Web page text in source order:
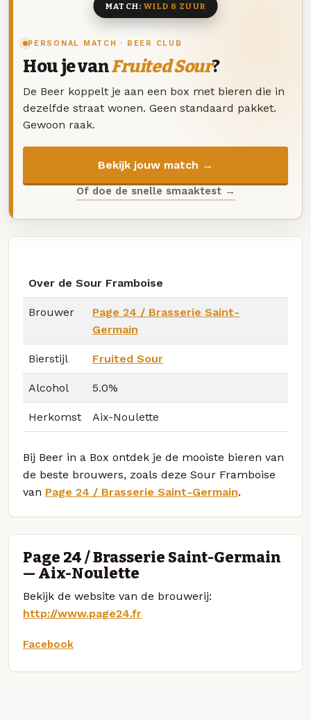
PERSONAL MATCH · BEER CLUB
Hou je vanFruited Sour?
De Beer koppelt je aan een box met bieren die in
dezelfde straat wonen. Geen standaard pakket.
Gewoon raak.
Bekijk jouw match →
Of doe de snelle smaaktest →
MATCH:WILD & ZUUR
Over de Sour Framboise
Brouwer
Page 24 / Brasserie Saint-
Germain
Bierstijl Fruited Sour
Alcohol 5.0%
Herkomst Aix-Noulette
Bij Beer in a Box ontdek je de mooiste bieren van
de beste brouwers, zoals deze Sour Framboise
van Page 24 / Brasserie Saint-Germain.
Page 24 / Brasserie Saint-Germain
— Aix-Noulette
Bekijk de website van de brouwerij:
http://www.page24.fr
Facebook